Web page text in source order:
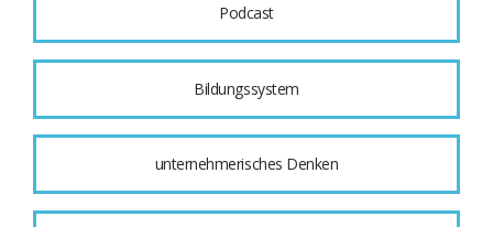
Podcast
Bildungssystem
unternehmerisches Denken